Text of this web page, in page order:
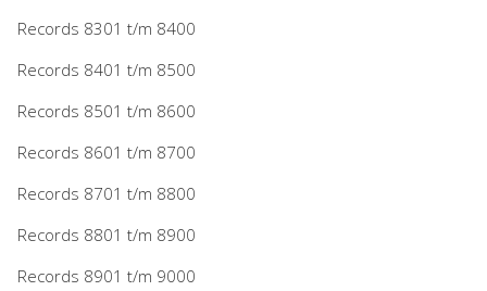
Records 8301 t/m 8400
Records 8401 t/m 8500
Records 8501 t/m 8600
Records 8601 t/m 8700
Records 8701 t/m 8800
Records 8801 t/m 8900
Records 8901 t/m 9000